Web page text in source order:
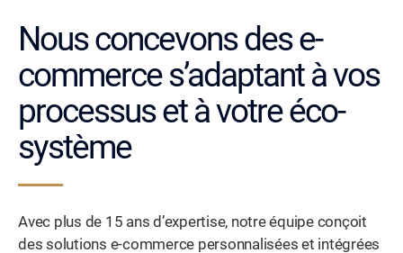
Nous concevons des e-
commerce s’adaptant à vos
processus et à votre éco-
système
Avec plus de 15 ans d’expertise, notre équipe conçoit
des solutions e-commerce personnalisées et intégrées